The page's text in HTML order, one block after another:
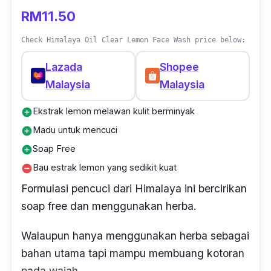
RM11.50
Check Himalaya Oil Clear Lemon Face Wash price below:
Lazada
Malaysia
Shopee
Malaysia
add_circleEkstrak lemon melawan kulit berminyak
add_circleMadu untuk mencuci
add_circleSoap Free
remove_circleBau estrak lemon yang sedikit kuat
Formulasi pencuci dari Himalaya ini bercirikan
soap free dan menggunakan herba.
Walaupun hanya menggunakan herba sebagai
bahan utama tapi mampu membuang kotoran